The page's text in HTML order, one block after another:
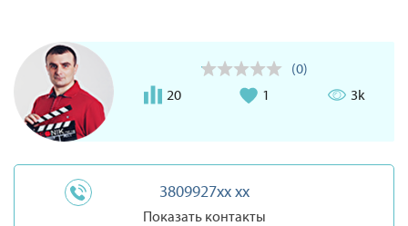
(0)
20
1 3k
3809927xx xx
Показать контакты